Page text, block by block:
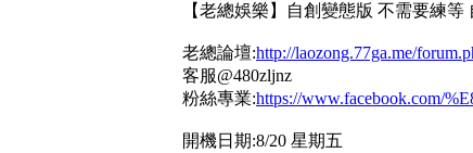
【老總娛樂】自創變態版 不需要練等
老總論壇:http://laozong.77ga.me/
客服@480zljnz
粉絲專業:https://www.facebook.com/
開機日期:8/20 星期五